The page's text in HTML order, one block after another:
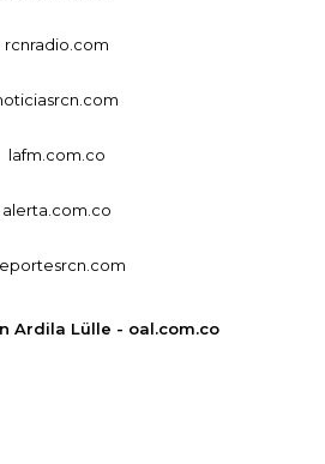
rcnradio.com
lafm.com.co
alerta.com.co
Ardila Lülle - oal.com.co